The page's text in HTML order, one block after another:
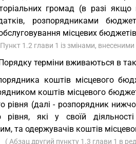
громад (в разі якщо
розпорядниками
місцевих
1.2 глави 1 із змінами, внесеними
терміни вживаються в
коштів місцевого
коштів місцевого
рівня (далі - розпорядник
рівня, які у своїй
та одержувачів коштів
( Абзац другий пункту 1.3 глави 1 в